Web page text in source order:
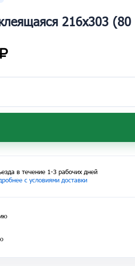
216x303
в течение 1-3 рабочих дней
с условиями доставки